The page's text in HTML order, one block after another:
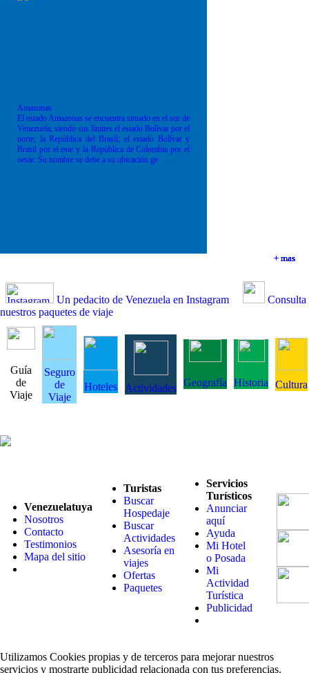
+ mas
+ mas
+ mas
Amazonas
El estado Amazonas se encuentra situado en el sur de
Venezuela, siendo sus límites el estado Bolívar por el
norte; la República del Brasil; el estado Bolívar y
Brasil por el este y la República de Colombia por el
oeste. Su nombre se debe a su ubicación ge
+ mas
Un pedacito de Venezuela en Instagram
Consulta
nuestros paquetes de viaje
Guía
de
Viaje
Seguro
de
Viaje
Hoteles Actividades Geografía Historia Cultura
Venezuelatuya
Nosotros
Contacto
Testimonios
Mapa del sitio
Turistas
Buscar
Hospedaje
Buscar
Actividades
Asesoría en
viajes
Ofertas
Paquetes
Servicios
Turísticos
Anunciar
aquí
Ayuda
Mi Hotel
o Posada
Mi
Actividad
Turística
Publicidad
Utilizamos Cookies propias y de terceros para mejorar nuestros
servicios y mostrarte publicidad relacionada con tus preferencias.